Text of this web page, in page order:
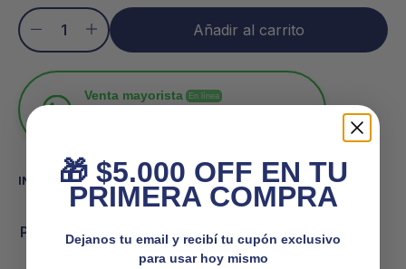
Añadir al carrito
Venta mayorista En línea
INFORMACIÓN ADICIONAL
Peso 0,050 kg
🎁 $5.000 OFF EN TU
PRIMERA COMPRA
Dejanos tu email y recibí tu cupón exclusivo
para usar hoy mismo